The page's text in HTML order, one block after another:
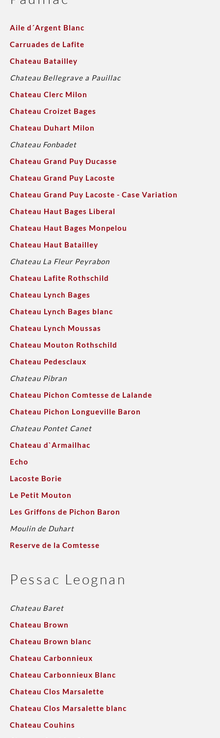
Aile d´Argent Blanc
Carruades de Lafite
Chateau Batailley
Chateau Bellegrave a Pauillac
Chateau Clerc Milon
Chateau Croizet Bages
Chateau Duhart Milon
Chateau Fonbadet
Chateau Grand Puy Ducasse
Chateau Grand Puy Lacoste
Chateau Grand Puy Lacoste - Case Variation
Chateau Haut Bages Liberal
Chateau Haut Bages Monpelou
Chateau Haut Batailley
Chateau La Fleur Peyrabon
Chateau Lafite Rothschild
Chateau Lynch Bages
Chateau Lynch Bages blanc
Chateau Lynch Moussas
Chateau Mouton Rothschild
Chateau Pedesclaux
Chateau Pibran
Chateau Pichon Comtesse de Lalande
Chateau Pichon Longueville Baron
Chateau Pontet Canet
Chateau d`Armailhac
Echo
Lacoste Borie
Le Petit Mouton
Les Griffons de Pichon Baron
Moulin de Duhart
Reserve de la Comtesse
Pessac Leognan
Chateau Baret
Chateau Brown
Chateau Brown blanc
Chateau Carbonnieux
Chateau Carbonnieux Blanc
Chateau Clos Marsalette
Chateau Clos Marsalette blanc
Chateau Couhins